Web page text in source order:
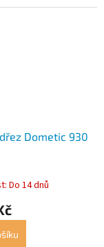
prostorově úsporné
Dometic 930
Do 14 dnů